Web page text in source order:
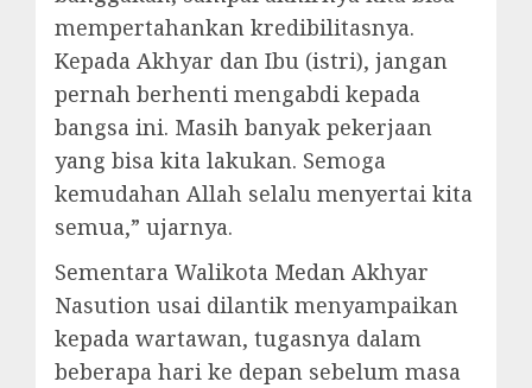
mempertahankan kredibilitasnya.
Kepada Akhyar dan Ibu (istri), jangan
pernah berhenti mengabdi kepada
bangsa ini. Masih banyak pekerjaan
yang bisa kita lakukan. Semoga
kemudahan Allah selalu menyertai kita
semua,” ujarnya.
Sementara Walikota Medan Akhyar
Nasution usai dilantik menyampaikan
kepada wartawan, tugasnya dalam
beberapa hari ke depan sebelum masa